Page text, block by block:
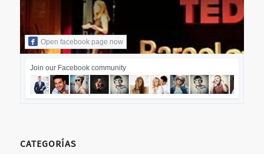
Open facebook page now
Join our Facebook community
CATEGORÍAS